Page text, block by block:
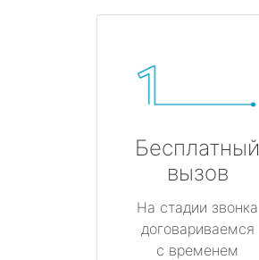
Бесплатный
вызов
На стадии звонка
договариваемся
с временем